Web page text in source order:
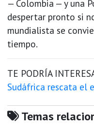
— Colombia — y una
despertar pronto si
mundialista se
tiempo.
TE PODRÍA
Sudáfrica rescata el
Temas